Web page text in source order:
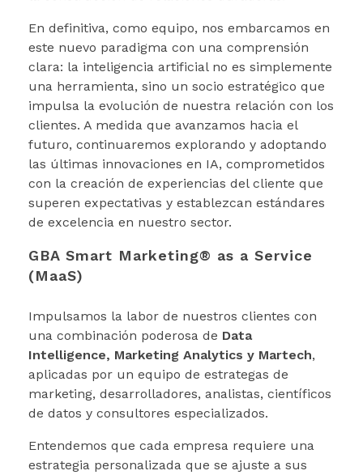
En definitiva, como equipo, nos embarcamos en
este nuevo paradigma con una comprensión
clara: la inteligencia artificial no es simplemente
una herramienta, sino un socio estratégico que
impulsa la evolución de nuestra relación con los
clientes. A medida que avanzamos hacia el
futuro, continuaremos explorando y adoptando
las últimas innovaciones en IA, comprometidos
con la creación de experiencias del cliente que
superen expectativas y establezcan estándares
de excelencia en nuestro sector.
GBA Smart Marketing® as a Service
(MaaS)
Impulsamos la labor de nuestros clientes con
una combinación poderosa de Data
Intelligence, Marketing Analytics y Martech,
aplicadas por un equipo de estrategas de
marketing, desarrolladores, analistas, científicos
de datos y consultores especializados.
Entendemos que cada empresa requiere una
estrategia personalizada que se ajuste a sus